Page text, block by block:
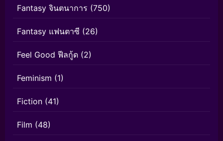
Fantasy จินตนาการ (750)
Fantasy แฟนตาซี (26)
Feel Good ฟีลกู้ด (2)
Feminism (1)
Fiction (41)
Film (48)